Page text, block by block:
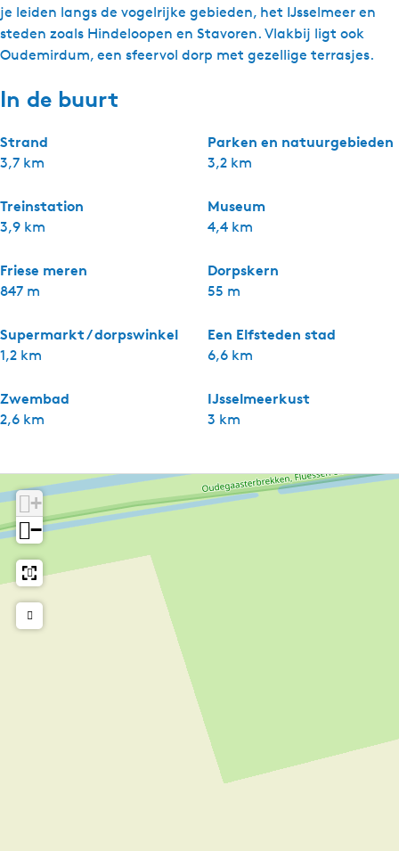
je leiden langs de vogelrijke gebieden, het IJsselmeer en
steden zoals Hindeloopen en Stavoren. Vlakbij ligt ook
Oudemirdum, een sfeervol dorp met gezellige terrasjes.
In de buurt
Strand
3,7 km
Parken en natuurgebieden
3,2 km
Treinstation
3,9 km
Museum
4,4 km
Friese meren
847 m
Dorpskern
55 m
Supermarkt / dorpswinkel
1,2 km
Een Elfsteden stad
6,6 km
Zwembad
2,6 km
IJsselmeerkust
3 km
+
−